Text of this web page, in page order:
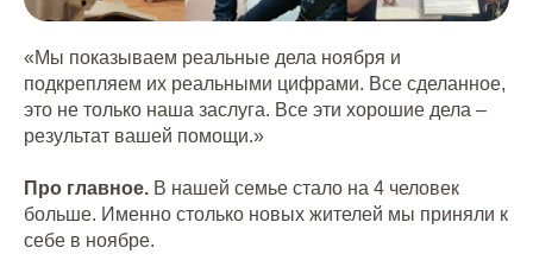
«Мы показываем реальные дела ноября и
подкрепляем их реальными цифрами. Все сделанное,
это не только наша заслуга. Все эти хорошие дела –
результат вашей помощи.»
Про главное. В нашей семье стало на 4 человек
больше. Именно столько новых жителей мы приняли к
себе в ноябре.